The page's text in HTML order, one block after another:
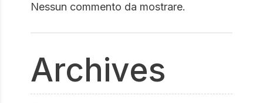
Nessun commento da mostrare.
Archives